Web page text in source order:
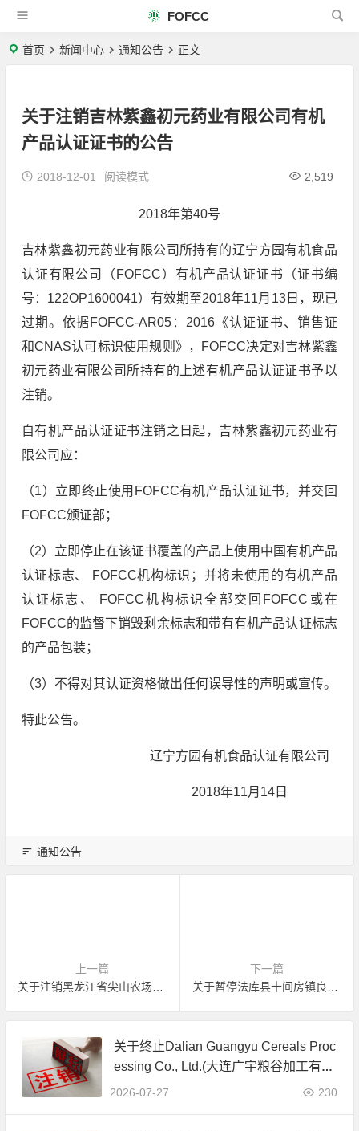
FOFCC
首页 新闻中心 通知公告 正文
关于注销吉林紫鑫初元药业有限公司有机
产品认证证书的公告
2018-12-01 2,519
阅读模式
2018年第40号
吉林紫鑫初元药业有限公司所持有的辽宁方园有机食品
认证有限公司（FOFCC）有机产品认证证书（证书编
号：122OP1600041）有效期至2018年11月13日，现已
过期。依据FOFCC-AR05：2016《认证证书、销售证
和CNAS认可标识使用规则》，FOFCC决定对吉林紫鑫
初元药业有限公司所持有的上述有机产品认证证书予以
注销。
自有机产品认证证书注销之日起，吉林紫鑫初元药业有
限公司应：
（1）立即终止使用FOFCC有机产品认证证书，并交回
FOFCC颁证部；
（2）立即停止在该证书覆盖的产品上使用中国有机产品
认证标志、 FOFCC机构标识；并将未使用的有机产品
认证标志、 FOFCC机构标识全部交回FOFCC或在
FOFCC的监督下销毁剩余标志和带有有机产品认证标志
的产品包装；
（3）不得对其认证资格做出任何误导性的声明或宣传。
特此公告。
辽宁方园有机食品认证有限公司
2018年11月14日
通知公告
上一篇
关于注销黑龙江省尖山农场有机产品认证证书的公告
下一篇
关于终止Dalian Guangyu Cereals Proc
essing Co., Ltd.(大连广宇粮谷加工有限
公司)JAS有机产品认证证书的公告
2026-07-27 230